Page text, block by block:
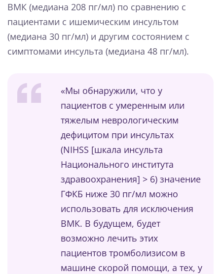
ВМК (медиана 208 пг/мл) по сравнению с
пациентами с ишемическим инсультом
(медиана 30 пг/мл) и другим состоянием с
симптомами инсульта (медиана 48 пг/мл).
«Мы обнаружили, что у
пациентов с умеренным или
тяжелым неврологическим
дефицитом при инсультах
(NIHSS [шкала инсульта
Национального института
здравоохранения] > 6) значение
ГФКБ ниже 30 пг/мл можно
использовать для исключения
ВМК. В будущем, будет
возможно лечить этих
пациентов тромболизисом в
машине скорой помощи, а тех, у